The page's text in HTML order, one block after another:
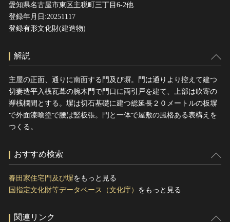
愛知県名古屋市東区主税町三丁目6-2他
登録年月日:20251117
登録有形文化財(建造物)
解説
主屋の正面、通りに南面する門及び塀。門は通りより控えて建つ
切妻造平入桟瓦葺の腕木門で門口に両引戸を建て、上部は吹寄の
襷桟欄間とする。塀は切石基礎に建つ総延長２０メートルの板塀
で外面漆喰塗で腰は竪板張。門と一体で屋敷の風格ある表構えを
つくる。
おすすめ検索
春田家住宅門及び塀をもっと見る
国指定文化財等データベース（文化庁） をもっと見る
関連リンク